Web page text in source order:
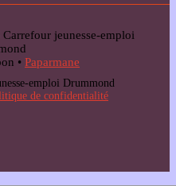
jeunesse-emploi
• Paparmane
emploi Drummond
de confidentialité